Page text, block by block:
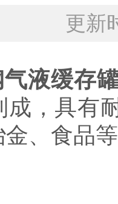
更新
液缓存
成，具有
、食品